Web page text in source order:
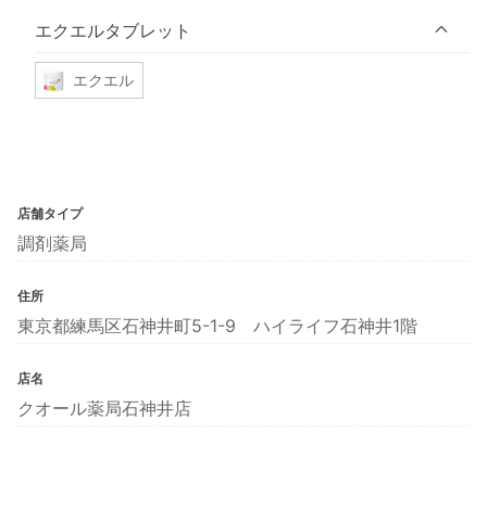
エクエルタブレット
エクエル
店舗タイプ
調剤薬局
住所
東京都練馬区石神井町5-1-9 ハイライフ石神井1階
店名
クオール薬局石神井店